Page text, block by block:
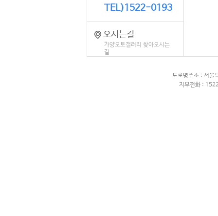
도로명주소 : 서울
지부전화 :
TEL)1522-0193
오시는길
가양오토갤러리 찾아오시는
길